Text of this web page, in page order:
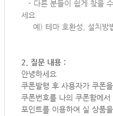
- 다른 분들이 쉽게 찾을
세요
예) 테마 호환성, 설치방
2. 질문 내용 :
안녕하세요
쿠폰발행 후 사용자가 쿠폰
쿠폰번호를 나의 쿠폰함에
포인트를 이용하여 실 상품